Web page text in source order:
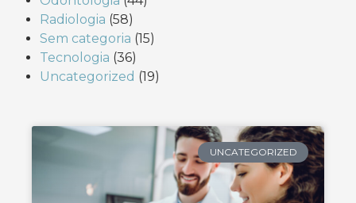
Radiologia (58)
Sem categoria (15)
Tecnologia (36)
Uncategorized (19)
UNCATEGORIZED